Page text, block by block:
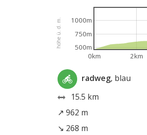
höhe ü. d. m.
0km 2km
500m
750m
1000m
radweg, blau
15.5 km
↗ 962 m
↘ 268 m